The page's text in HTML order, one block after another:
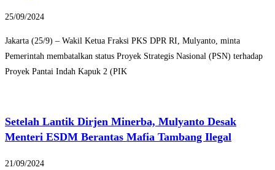
25/09/2024
Jakarta (25/9) – Wakil Ketua Fraksi PKS DPR RI, Mulyanto, minta
Pemerintah membatalkan status Proyek Strategis Nasional (PSN) terhadap
Proyek Pantai Indah Kapuk 2 (PIK
Setelah Lantik Dirjen Minerba, Mulyanto Desak
Menteri ESDM Berantas Mafia Tambang Ilegal
21/09/2024